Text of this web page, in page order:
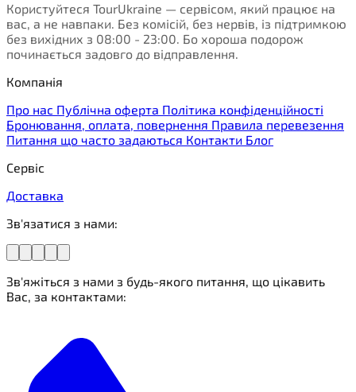
Користуйтеся TourUkraine — сервісом, який працює на
вас, а не навпаки. Без комісій, без нервів, із підтримкою
без вихідних з 08:00 - 23:00. Бо хороша подорож
починається задовго до відправлення.
Компанія
Про нас Публічна оферта Політика конфіденційності
Бронювання, оплата, повернення Правила перевезення
Питання що часто задаються Контакти Блог
Сервіс
Доставка
Зв'язатися з нами:
Зв'яжіться з нами з будь-якого питання, що цікавить
Вас, за контактами: